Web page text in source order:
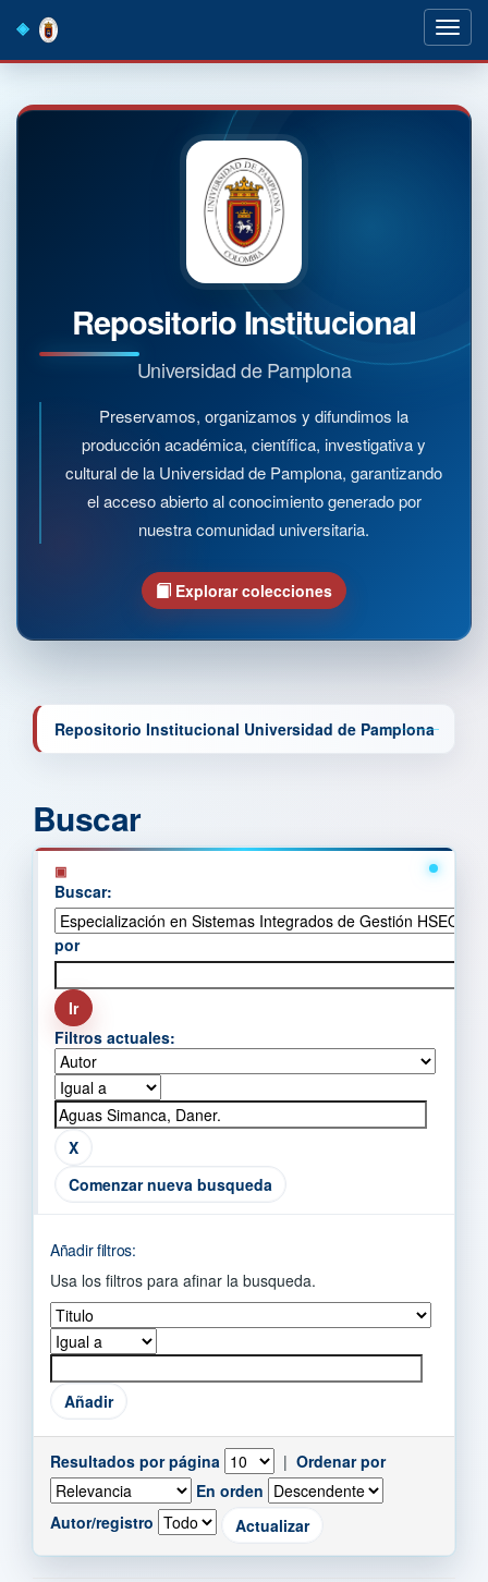
navigation
Repositorio Institucional
Universidad de Pamplona
Preservamos, organizamos y difundimos la
producción académica, científica, investigativa y
cultural de la Universidad de Pamplona, garantizando
el acceso abierto al conocimiento generado por
nuestra comunidad universitaria.
Explorar colecciones
Repositorio Institucional Universidad de Pamplona
Buscar
Buscar:
por
Filtros actuales:
Comenzar nueva busqueda
Añadir filtros:
Usa los filtros para afinar la busqueda.
Resultados por página | Ordenar por
En orden
Autor/registro